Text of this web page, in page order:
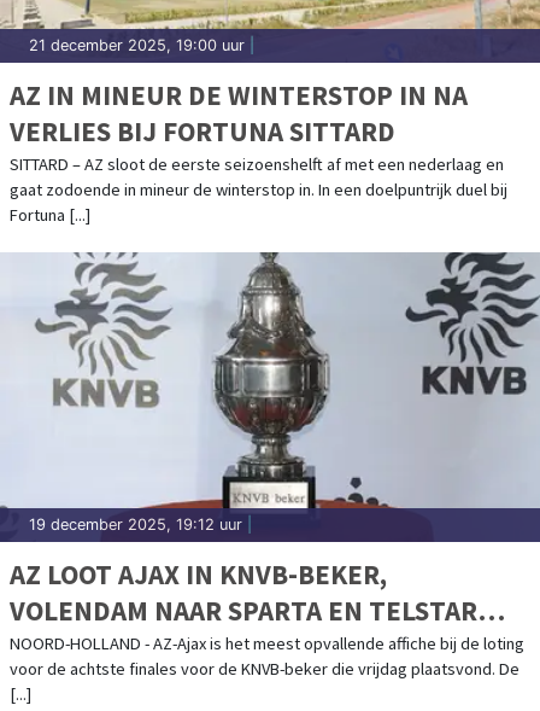
21 december 2025, 19:00 uur
AZ IN MINEUR DE WINTERSTOP IN NA
VERLIES BIJ FORTUNA SITTARD
SITTARD – AZ sloot de eerste seizoenshelft af met een nederlaag en
gaat zodoende in mineur de winterstop in. In een doelpuntrijk duel bij
Fortuna [...]
19 december 2025, 19:12 uur
AZ LOOT AJAX IN KNVB-BEKER,
VOLENDAM NAAR SPARTA EN TELSTAR
TEGEN ALMERE CITY FC
NOORD-HOLLAND - AZ-Ajax is het meest opvallende affiche bij de loting
voor de achtste finales voor de KNVB-beker die vrijdag plaatsvond. De
[...]